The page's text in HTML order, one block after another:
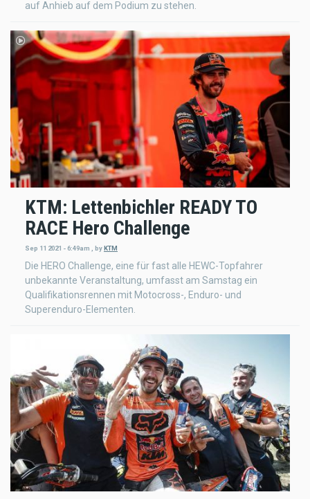
auf Anhieb auf dem Podium zu stehen.
KTM: Lettenbichler READY TO
RACE Hero Challenge
Sep 11 2021 - 6:49am , byKTM
Die HERO Challenge, eine für fast alle HEWC-Topfahrer
unbekannte Veranstaltung, umfasst am Samstag ein
Qualifikationsrennen mit Motocross-, Enduro- und
Superenduro-Elementen.